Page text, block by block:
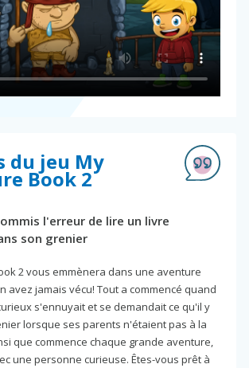
du jeu My
Book 2
l'erreur de lire un livre
son grenier
2 vous emmènera dans une aventure
avez jamais vécu! Tout a commencé quand
s'ennuyait et se demandait ce qu'il y
lorsque ses parents n'étaient pas à la
que commence chaque grande aventure,
une personne curieuse. Êtes-vous prêt à